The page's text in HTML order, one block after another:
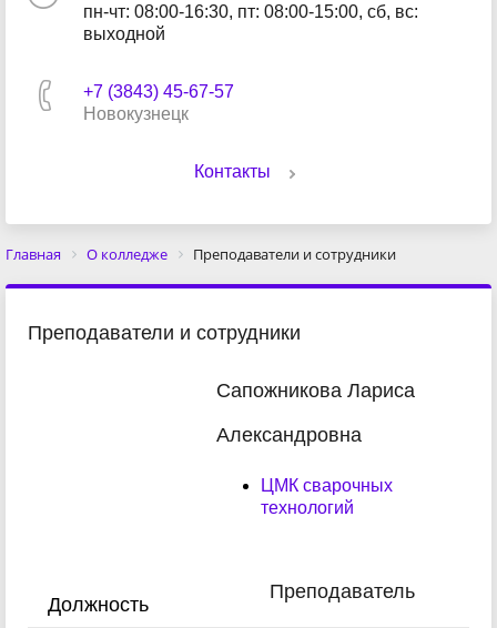
пн-чт: 08:00-16:30, пт: 08:00-15:00, сб, вс:
выходной
+7 (3843) 45-67-57
Новокузнецк
Контакты
Главная О колледже Преподаватели и сотрудники
Преподаватели и сотрудники
Сапожникова Лариса
Александровна
ЦМК сварочных
технологий
Должность
Преподаватель